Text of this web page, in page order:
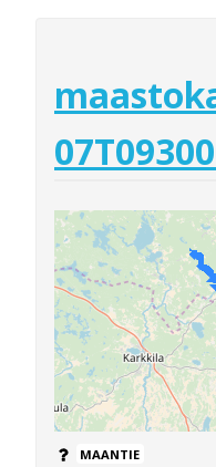
MAANTIE